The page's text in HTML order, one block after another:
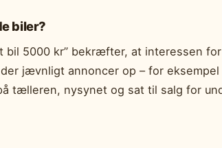
biler?
bil 5000 kr” bekræfter, at interessen
jævnligt annoncer op – for
tælleren, nysynet og sat til salg for